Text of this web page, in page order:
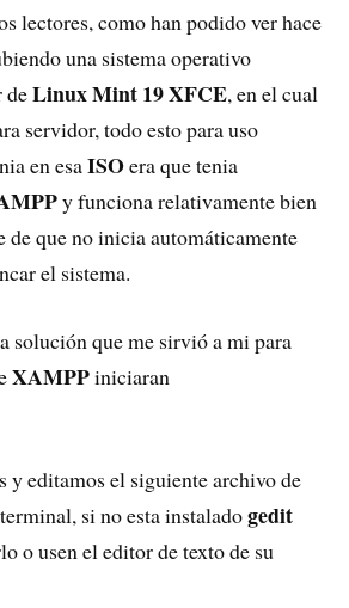
lectores, como han podido ver hace
una sistema operativo
deLinux Mint 19 XFCE, en el cual
servidor, todo esto para uso
en esaISOera que tenia
y funciona relativamente bien
de que no inicia automáticamente
el sistema.
solución que me sirvió a mi para
XAMPPiniciaran
y editamos el siguiente archivo de
si no esta instaladogedit
o usen el editor de texto de su